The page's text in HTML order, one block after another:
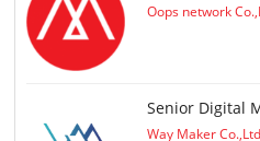
Oops network
Senior Digital
Way Maker